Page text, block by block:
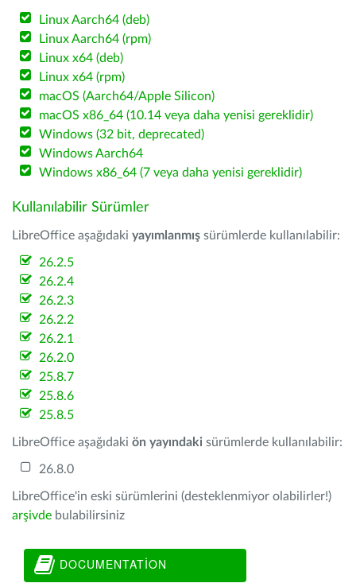
Linux Aarch64 (deb)
Linux Aarch64 (rpm)
Linux x64 (deb)
Linux x64 (rpm)
macOS (Aarch64/Apple Silicon)
macOS x86_64 (10.14 veya daha yenisi gereklidir)
Windows (32 bit, deprecated)
Windows Aarch64
Windows x86_64 (7 veya daha yenisi gereklidir)
Kullanılabilir Sürümler
LibreOffice aşağıdaki yayımlanmış sürümlerde kullanılabilir:
26.2.5
26.2.4
26.2.3
26.2.2
26.2.1
26.2.0
25.8.7
25.8.6
25.8.5
LibreOffice aşağıdaki ön yayındaki sürümlerde kullanılabilir:
26.8.0
LibreOffice'in eski sürümlerini (desteklenmiyor olabilirler!)
arşivde bulabilirsiniz
DOCUMENTATION